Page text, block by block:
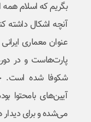
بگریم که اسلام همه
آنچه اشکال داشته
عنوان معماری
پارت‌هاست و در
شکوفا شده است.
آیین‌های بامحتوا
می‌شده و برای